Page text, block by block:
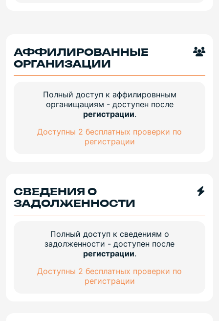
АФФИЛИРОВАННЫЕ
ОРГАНИЗАЦИИ
Полный доступ к аффилировнным
органищациям - доступен после
регистрации.
Доступны 2 бесплатных проверки по
регистрации
СВЕДЕНИЯ О
ЗАДОЛЖЕННОСТИ
Полный доступ к сведениям о
задолженности - доступен после
регистрации.
Доступны 2 бесплатных проверки по
регистрации